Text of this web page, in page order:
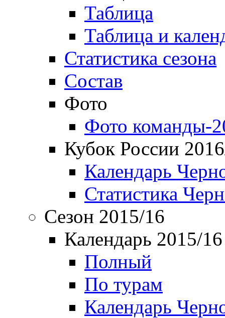
Таблица
Таблица и
Статистика сезона
Состав
Фото
Фото команды-
Кубок России
Календарь
Статистика
Сезон 2015/16
Календарь 2015/16
Полный
По турам
Календарь